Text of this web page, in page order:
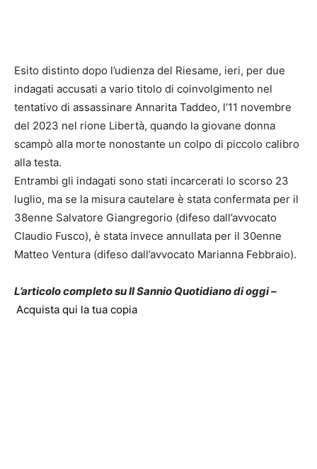
Esito distinto dopo l’udienza del Riesame, ieri, per due
indagati accusati a vario titolo di coinvolgimento nel
tentativo di assassinare Annarita Taddeo, l’11 novembre
del 2023 nel rione Libertà, quando la giovane donna
scampò alla morte nonostante un colpo di piccolo calibro
alla testa.
Entrambi gli indagati sono stati incarcerati lo scorso 23
luglio, ma se la misura cautelare è stata confermata per il
38enne Salvatore Giangregorio (difeso dall’avvocato
Claudio Fusco), è stata invece annullata per il 30enne
Matteo Ventura (difeso dall’avvocato Marianna Febbraio).
L’articolo completo su Il Sannio Quotidiano di oggi –
Acquista qui la tua copia